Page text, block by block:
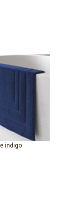
indigo